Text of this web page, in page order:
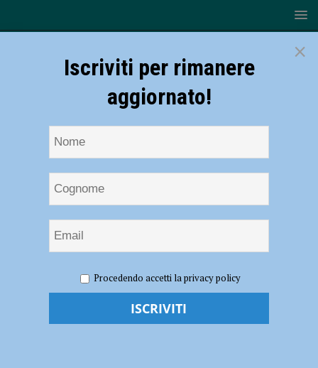
×
Iscriviti per rimanere
aggiornato!
Procedendo accetti la privacy policy